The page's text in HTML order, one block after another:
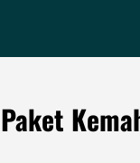
Paket